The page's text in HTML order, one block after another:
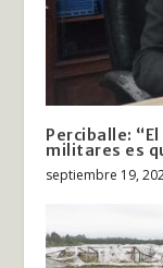
Perciballe:
militares es
septiembre 19,